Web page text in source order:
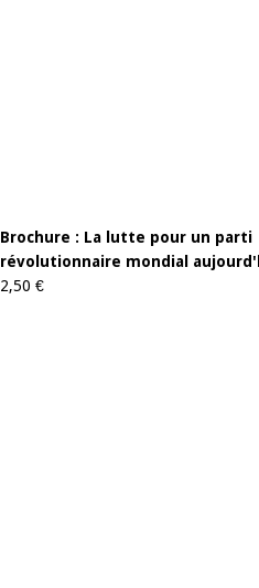
Brochure : La lutte pour un parti
révolutionnaire mondial
2,50 €